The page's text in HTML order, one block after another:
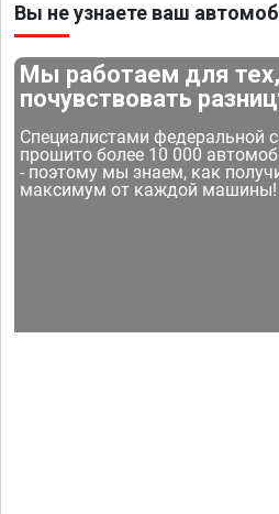
Вы не узнаете ваш
Мы работаем для
почувствовать
Специалистами федеральной
прошито более 10 000
- поэтому мы знаем, как
максимум от каждой машины!